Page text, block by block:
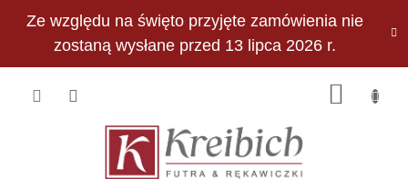
Ze względu na święto przyjęte zamówienia nie
zostaną wysłane przed 13 lipca 2026 r.
PLN